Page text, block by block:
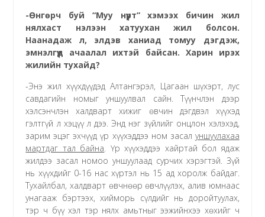
-Өнгөрч буй “Муу нүүрт” хэмээх бичин жил
нялхаст нэлээн хатуухан жил болсон.
Наанадаж л, элдэв ханиад томуу дэгдэж,
эмнэлгүүд ачаалал ихтэй байсан. Харин ирэх
жилийн тухайд?
-Энэ жил хүүхдүүдэд Алтангэрэл, Цагаан шүхэрт, лус
савдагийн номыг уншуулвал сайн. Түүнчлэн дээр
хэлсэнчлэн халдварт хижиг өвчин дэгдвэл хүүхэд
гэлтгүй л хэцүү л дээ. Энд нэг зүйлийг онцлон хэлэхэд,
зарим эцэг эхчүүд үр хүүхэддээ ном засал уншуулахаа
мартдаг тал байна . Үр хүүхэддээ хайртай бол ядаж
жилдээ засал номоо уншуулаад сурчих хэрэгтэй. Зүй
нь хүүхдийг 0-16 нас хүртэл нь 15 ад хоролж байдаг.
Тухайлбал, халдварт өвчнөөр өвчлүүлэх, алив юмнаас
унагааж бэртээх, хийморь сүлдийг нь доройтуулах,
тэр ч бүү хэл тэр нялх амьтныг ээжийнхээ хөхийг ч